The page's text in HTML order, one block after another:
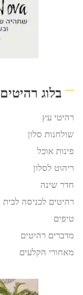
בלוג רהיטים
רהיטי עץ
שולחנות סלון
פינות אוכל
ריהוט לסלון
חדר שינה
רהיטים לכניסה לבית
טיפים
מדברים רהיטים
מאחורי הקלעים